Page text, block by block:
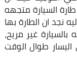
طارة السيارة متجهه
نجد ان الطارة بها
غير مريح،
اليسار طوال الوقت